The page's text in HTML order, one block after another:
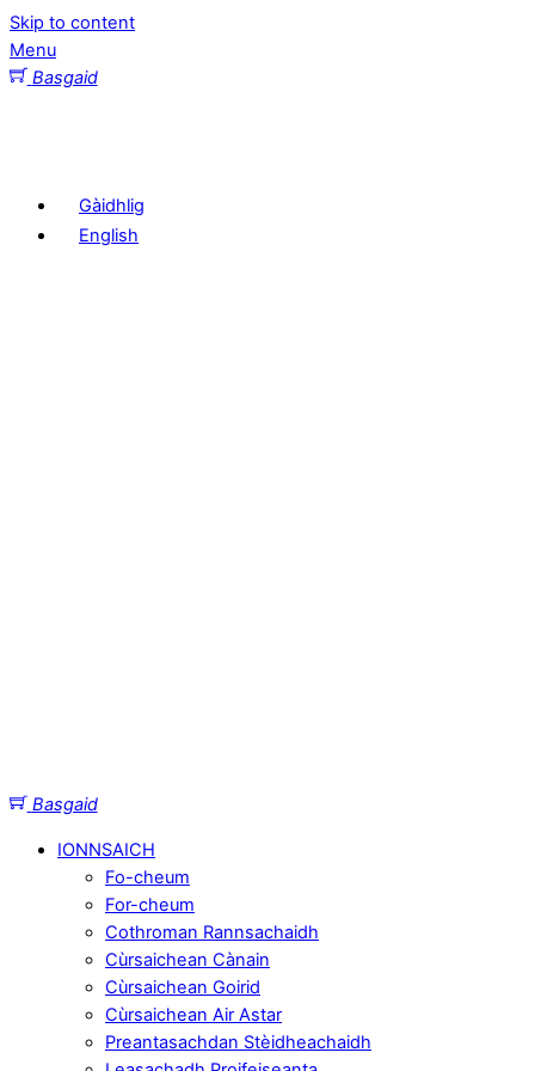
Skip to content
Menu
Basgaid
Gàidhlig
English
Basgaid
IONNSAICH
Fo-cheum
For-cheum
Cothroman Rannsachaidh
Cùrsaichean Cànain
Cùrsaichean Goirid
Cùrsaichean Air Astar
Preantasachdan Stèidheachaidh